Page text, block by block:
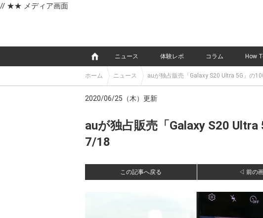
// ★★ メディア画面
ニュース 体験レポ コラム How
ホーム ニュース auが独占販売「Galaxy S20 Ultra 5G」の
2020/06/25（木）更新
auが独占販売「Galaxy S20
7/18
この記事へ戻る ◁ 前の